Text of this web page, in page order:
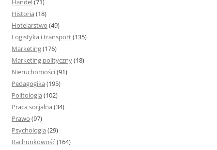
Handel (71)
Historia (18)
Hotelarstwo (49)
Logistyka i transport(135)
Marketing(176)
Marketing polityczny(18)
Nieruchomości(91)
Pedagogika (195)
Politologia (102)
Praca socjalna (34)
Prawo (97)
Psychologia (29)
Rachunkowość(164)